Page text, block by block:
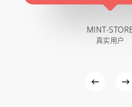
MINT-
真实用户